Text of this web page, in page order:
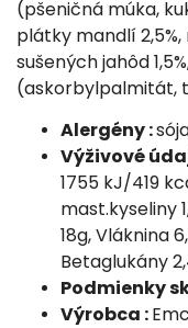
(pšeničná múka,
plátky mandlí
sušených jahôd
(askorbylpalmitát,
Alergény :
Výživové
1755 kJ/419
mast.kyseliny
18g, Vláknina
Betaglukány
Podmienky
Výrobca :